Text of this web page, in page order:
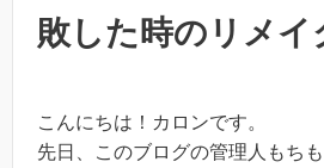
敗した時のリメイ
こんにちは！カロンです。
先日、このブログの管理人もち